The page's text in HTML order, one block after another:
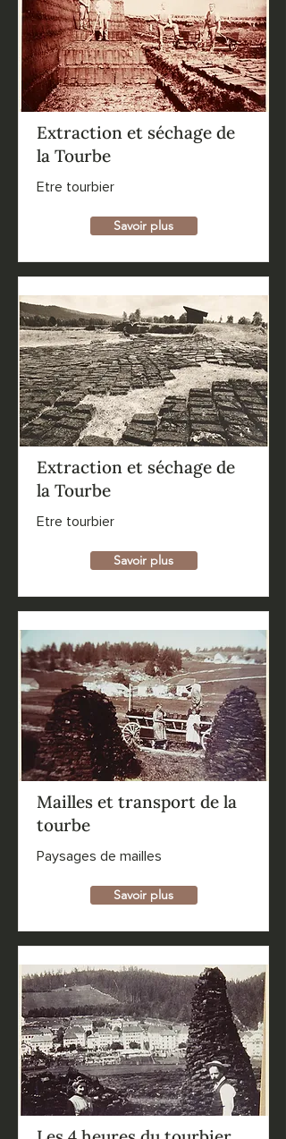
Extraction et séchage de
la Tourbe
Etre tourbier
Savoir plus
Extraction et séchage de
la Tourbe
Etre tourbier
Savoir plus
Mailles et transport de la
tourbe
Paysages de mailles
Savoir plus